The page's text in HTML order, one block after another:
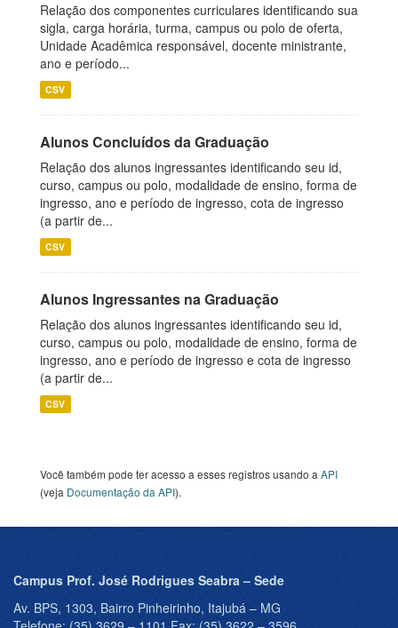
Relação dos componentes curriculares identificando sua
sigla, carga horária, turma, campus ou polo de oferta,
Unidade Acadêmica responsável, docente ministrante,
ano e período...
CSV
Alunos Concluídos da Graduação
Relação dos alunos ingressantes identificando seu id,
curso, campus ou polo, modalidade de ensino, forma de
ingresso, ano e período de ingresso, cota de ingresso
(a partir de...
CSV
Alunos Ingressantes na Graduação
Relação dos alunos ingressantes identificando seu id,
curso, campus ou polo, modalidade de ensino, forma de
ingresso, ano e período de ingresso e cota de ingresso
(a partir de...
CSV
Você também pode ter acesso a esses registros usando a API
(veja Documentação da API).
Campus Prof. José Rodrigues Seabra – Sede
Av. BPS, 1303, Bairro Pinheirinho, Itajubá – MG